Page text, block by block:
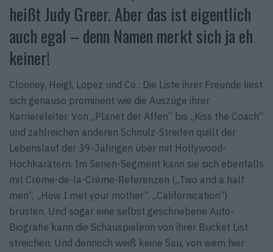
heißt Judy Greer. Aber das ist eigentlich
auch egal – denn Namen merkt sich ja eh
keiner!
Clooney, Heigl, Lopez und Co.: Die Liste ihrer Freunde liest
sich genauso prominent wie die Auszüge ihrer
Karriereleiter. Von „Planet der Affen“ bis „Kiss the Coach“
und zahlreichen anderen Schnulz-Streifen quillt der
Lebenslauf der 39-Jährigen über mit Hollywood-
Hochkarätern. Im Serien-Segment kann sie sich ebenfalls
mit Crème-de-la-Crème-Referenzen („Two and a half
men“, „How I met your mother“, „Californication“)
brüsten. Und sogar eine selbst geschriebene Auto-
Biografie kann die Schauspielerin von ihrer Bucket List
streichen. Und dennoch weiß keine Sau, von wem hier